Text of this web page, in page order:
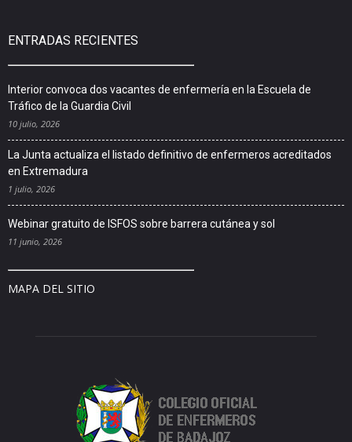
ENTRADAS RECIENTES
Interior convoca dos vacantes de enfermería en la Escuela de
Tráfico de la Guardia Civil
10 julio, 2026
La Junta actualiza el listado definitivo de enfermeros acreditados
en Extremadura
1 julio, 2026
Webinar gratuito de ISFOS sobre barrera cutánea y sol
11 junio, 2026
MAPA DEL SITIO